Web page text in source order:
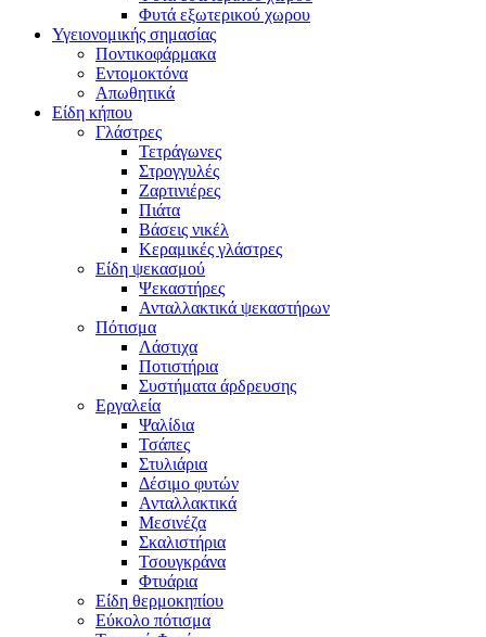
Φυτά εξωτερικού χωρου
Υγειονομικής σημασίας
Ποντικοφάρμακα
Εντομοκτόνα
Απωθητικά
Είδη κήπου
Γλάστρες
Τετράγωνες
Στρογγυλές
Ζαρτινιέρες
Πιάτα
Βάσεις νικέλ
Κεραμικές γλάστρες
Είδη ψεκασμού
Ψεκαστήρες
Ανταλλακτικά ψεκαστήρων
Πότισμα
Λάστιχα
Ποτιστήρια
Συστήματα άρδρευσης
Εργαλεία
Ψαλίδια
Τσάπες
Στυλιάρια
Δέσιμο φυτών
Ανταλλακτικά
Μεσινέζα
Σκαλιστήρια
Τσουγκράνα
Φτυάρια
Είδη θερμοκηπίου
Εύκολο πότισμα